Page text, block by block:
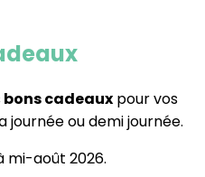
bons cadeaux pour vos
ou demi journée.
mi-août 2026.